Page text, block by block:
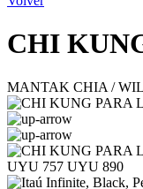
CHI
MANTAK CHIA /
UYU 757 UYU 890